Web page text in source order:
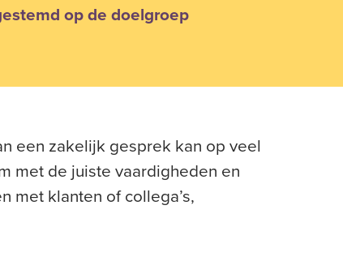
op de doelgroep
een zakelijk gesprek kan op veel
met de juiste vaardigheden en
met klanten of collega’s,